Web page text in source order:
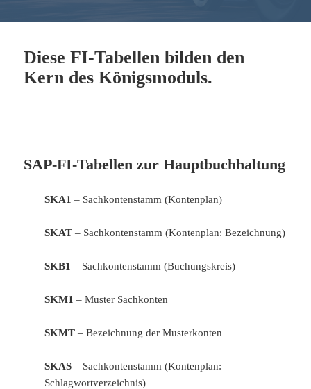
Diese FI-Tabellen bilden den
Kern des Königsmoduls.
SAP-FI-Tabellen zur Hauptbuchhaltung
SKA1 – Sachkontenstamm (Kontenplan)
SKAT – Sachkontenstamm (Kontenplan: Bezeichnung)
SKB1 – Sachkontenstamm (Buchungskreis)
SKM1 – Muster Sachkonten
SKMT – Bezeichnung der Musterkonten
SKAS – Sachkontenstamm (Kontenplan:
Schlagwortverzeichnis)